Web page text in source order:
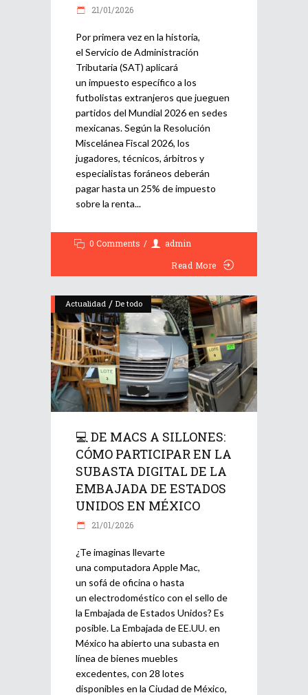
21/01/2026
Por primera vez en la historia,
el Servicio de Administración
Tributaria (SAT) aplicará
un impuesto específico a los
futbolistas extranjeros que jueguen
partidos del Mundial 2026 en sedes
mexicanas. Según la Resolución
Miscelánea Fiscal 2026, los
jugadores, técnicos, árbitros y
especialistas foráneos deberán
pagar hasta un 25% de impuesto
sobre la renta
0 Comments
admin
Read More
Actualidad / De todo
💻 DE MACS A SILLONES:
CÓMO PARTICIPAR EN LA
SUBASTA DIGITAL DE LA
EMBAJADA DE ESTADOS
UNIDOS EN MÉXICO
21/01/2026
¿Te imaginas llevarte
una computadora Apple Mac,
un sofá de oficina o hasta
un electrodoméstico con el sello de
la Embajada de Estados Unidos? Es
posible. La Embajada de EE.UU. en
México ha abierto una subasta en
línea de bienes muebles
excedentes, con 28 lotes
disponibles en la Ciudad de México,